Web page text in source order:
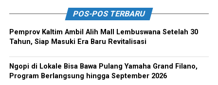
POS-POS TERBARU
Pemprov Kaltim Ambil Alih Mall Lembuswana Setelah 30
Tahun, Siap Masuki Era Baru Revitalisasi
Ngopi di Lokale Bisa Bawa Pulang Yamaha Grand Filano,
Program Berlangsung hingga September 2026